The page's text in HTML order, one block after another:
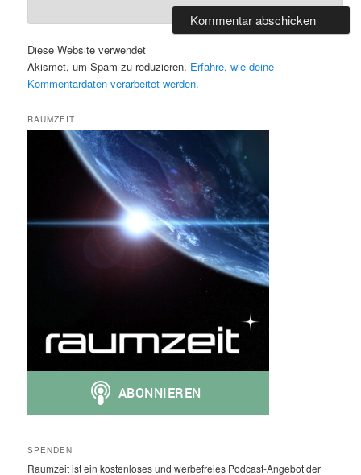
Diese Website verwendet
Akismet, um Spam zu reduzieren. Erfahre, wie deine
Kommentardaten verarbeitet werden.
RAUMZEIT
SPENDEN
Raumzeit ist ein kostenloses und werbefreies Podcast-Angebot der